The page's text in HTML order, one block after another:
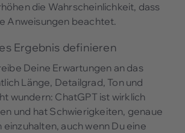
die Wahrscheinlichkeit, dass
Anweisungen beachtet.
Ergebnis definieren
Deine Erwartungen an das
Länge, Detailgrad, Ton und
wundern: ChatGPT ist wirklich
und hat Schwierigkeiten, genaue
auch wenn Du eine